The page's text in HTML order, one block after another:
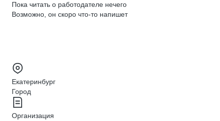
Пока читать о работодателе нечего
Возможно, он скоро что‑то напишет
Екатеринбург
Город
Организация